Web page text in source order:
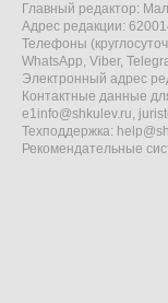
Главный редактор:
Адрес редакции:
Телефоны
WhatsApp, Viber,
Электронный адрес
Контактные данные
e1info@shkulev.ru,
Техподдержка:
Рекомендательные